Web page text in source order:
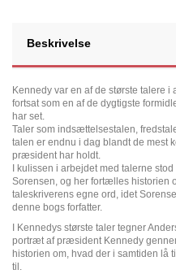
Beskrivelse
Kennedy var en af de største talere
fortsat som en af de dygtigste
har set.
Taler som indsættelsestalen,
talen er endnu i dag blandt de mest
præsident har holdt.
I kulissen i arbejdet med talerne
Sorensen, og her fortælles historien
taleskriverens egne ord, idet
denne bogs forfatter.
I Kennedys største taler tegner
portræt af præsident Kennedy
historien om, hvad der i samtiden lå
til.